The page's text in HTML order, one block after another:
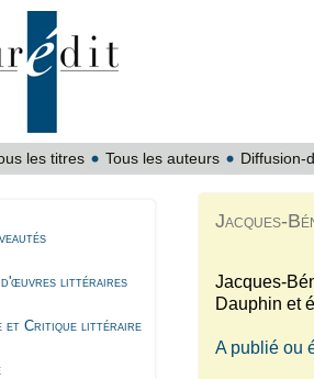
les titres Tous les auteurs Diffusion-
d'œuvres littéraires
et Critique littéraire
Jacques-
Jacques-
Dauphin et
A publié ou